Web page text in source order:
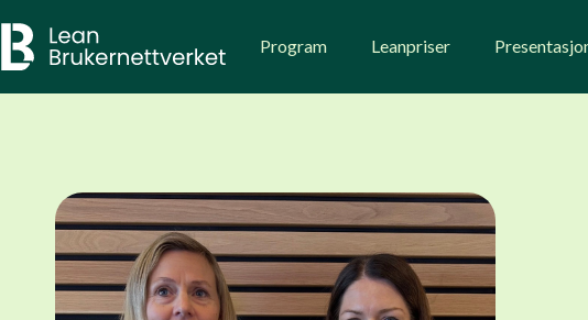
to
content
Program Leanpriser